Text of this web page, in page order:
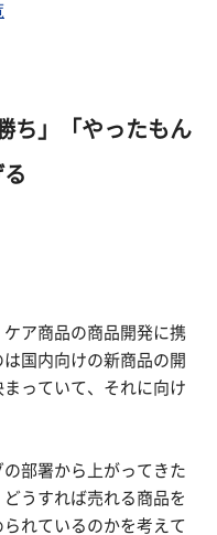
ち」「やったもん
ア商品の商品開発に携
国内向けの新商品の開
っていて、それに向け
部署から上がってきた
うすれば売れる商品を
れているのかを考えて